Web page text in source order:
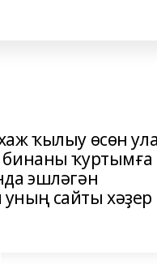
ҡылыу өсөн
ҡуртымға
эшләгән
сайты хәҙер